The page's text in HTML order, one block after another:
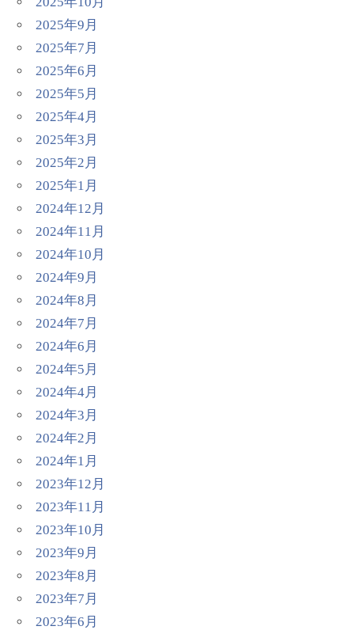
2025年9月
2025年7月
2025年6月
2025年5月
2025年4月
2025年3月
2025年2月
2025年1月
2024年12月
2024年11月
2024年10月
2024年9月
2024年8月
2024年7月
2024年6月
2024年5月
2024年4月
2024年3月
2024年2月
2024年1月
2023年12月
2023年11月
2023年10月
2023年9月
2023年8月
2023年7月
2023年6月